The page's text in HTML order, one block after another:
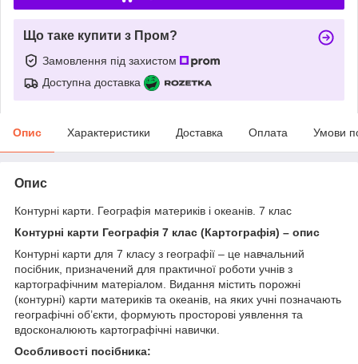
Що таке купити з Пром?
Замовлення під захистом
Доступна доставка
Опис Характеристики Доставка Оплата Умови
Опис
Контурні карти. Географія материків і океанів. 7 клас
Контурні карти Географія 7 клас (Картографія) – опис
Контурні карти для 7 класу з географії – це навчальний
посібник, призначений для практичної роботи учнів з
картографічним матеріалом. Видання містить порожні
(контурні) карти материків та океанів, на яких учні позначають
географічні об’єкти, формують просторові уявлення та
вдосконалюють картографічні навички.
Особливості посібника: